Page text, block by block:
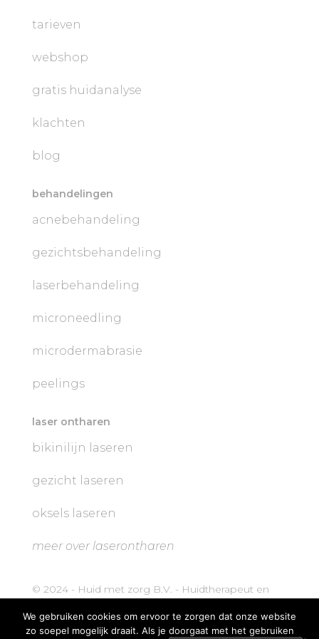
tarieven
webshop
gratis huidanalyse
klachten
blog
behandelingen
acnebehandeling
gezichtsbehandeling
laserbehandeling
microneedling
microdermabrasie
peelings
laser ontharen
bikinilijn laseren
gezicht laseren
oksels laseren
meer over laserontharen
© 2024 - Huid met zorg B.V. - Huidtherapeut en
We gebruiken cookies om ervoor te zorgen dat onze website
zo soepel mogelijk draait. Als je doorgaat met het gebruiken